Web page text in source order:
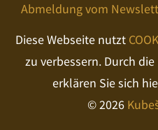
Abmeldung vom
Diese Webseite nutzt
zu verbessern. Durch
erklären Sie sich
© 2026